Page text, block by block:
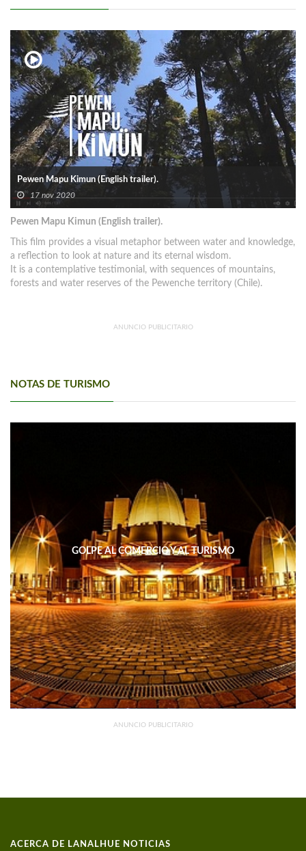
Pewen Mapu Kimun (English trailer).
17 nov 2020
Pewen Mapu Kimun (English trailer).
This film provides a visual metaphor between water and knowledge,
a reflection to look at nature and its eternal wisdom.
It is a contemplative testimonial, with sequences of mountains,
forests and water reserves of the Pewenche territory (Chile).
ANUNCIO PUBLICITARIO
NOTAS DE TURISMO
GOLPE AL COMERCIO Y AL TURISMO
ANUNCIO PUBLICITARIO
ACERCA DE LANALHUE NOTICIAS